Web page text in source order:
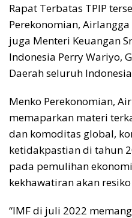
Rapat Terbatas TPIP
Perekonomian,
juga Menteri Keuangan
Indonesia Perry Wariyo,
Daerah seluruh
Menko Perekonomian,
memaparkan materi
dan komoditas global,
ketidakpastian di tahun
pada pemulihan
kekhawatiran akan resiko
“IMF di juli 2022